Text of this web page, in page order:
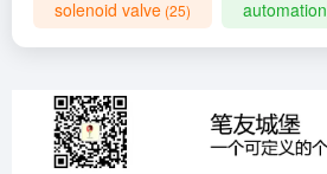
solenoid valve (25) automation